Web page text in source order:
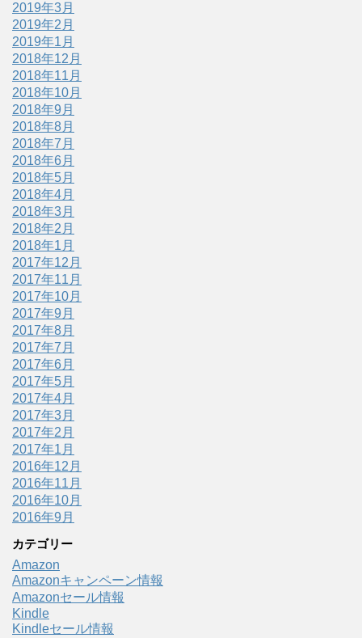
2019年3月
2019年2月
2019年1月
2018年12月
2018年11月
2018年10月
2018年9月
2018年8月
2018年7月
2018年6月
2018年5月
2018年4月
2018年3月
2018年2月
2018年1月
2017年12月
2017年11月
2017年10月
2017年9月
2017年8月
2017年7月
2017年6月
2017年5月
2017年4月
2017年3月
2017年2月
2017年1月
2016年12月
2016年11月
2016年10月
2016年9月
カテゴリー
Amazon
Amazonキャンペーン情報
Amazonセール情報
Kindle
Kindleセール情報